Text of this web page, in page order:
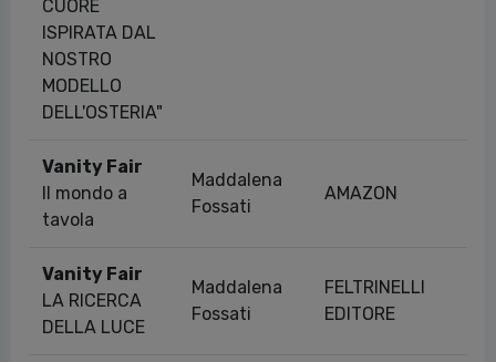
CUORE
ISPIRATA DAL
NOSTRO
MODELLO
DELL'OSTERIA"
Vanity Fair
Il mondo a
tavola
Maddalena
Fossati
AMAZON
Vanity Fair
LA RICERCA
DELLA LUCE
Maddalena
Fossati
FELTRINELLI
EDITORE